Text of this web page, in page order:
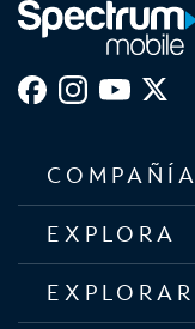
COMPAÑÍA
EXPLORA
EXPLORAR